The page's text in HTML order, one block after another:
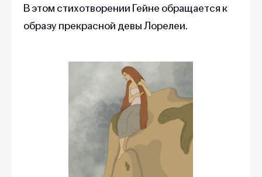
В этом стихотворении Гейне обращается к
образу прекрасной девы Лорелеи.